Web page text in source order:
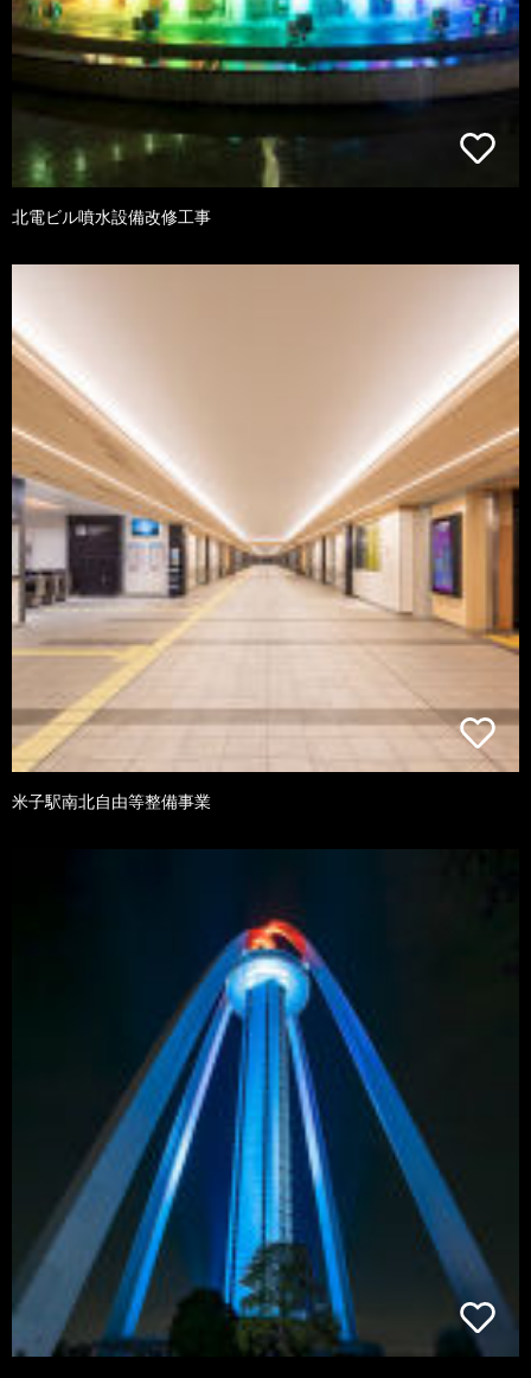
北電ビル噴水設備改修工事
米子駅南北自由等整備事業